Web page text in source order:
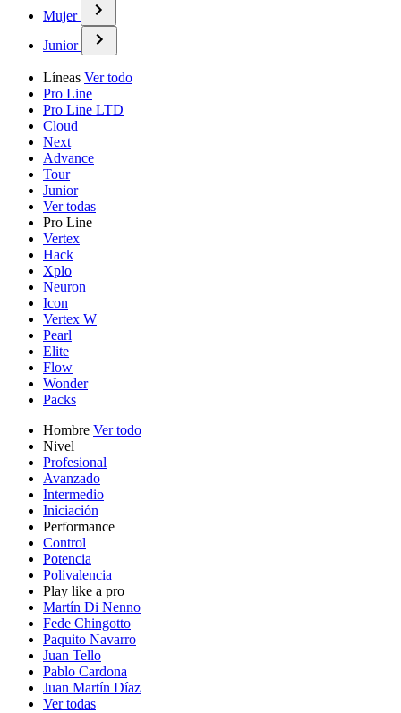
Mujer
Junior
Líneas Ver todo
Pro Line
Pro Line LTD
Cloud
Next
Advance
Tour
Junior
Ver todas
Pro Line
Vertex
Hack
Xplo
Neuron
Icon
Vertex W
Pearl
Elite
Flow
Wonder
Packs
Hombre Ver todo
Nivel
Profesional
Avanzado
Intermedio
Iniciación
Performance
Control
Potencia
Polivalencia
Play like a pro
Martín Di Nenno
Fede Chingotto
Paquito Navarro
Juan Tello
Pablo Cardona
Juan Martín Díaz
Ver todas